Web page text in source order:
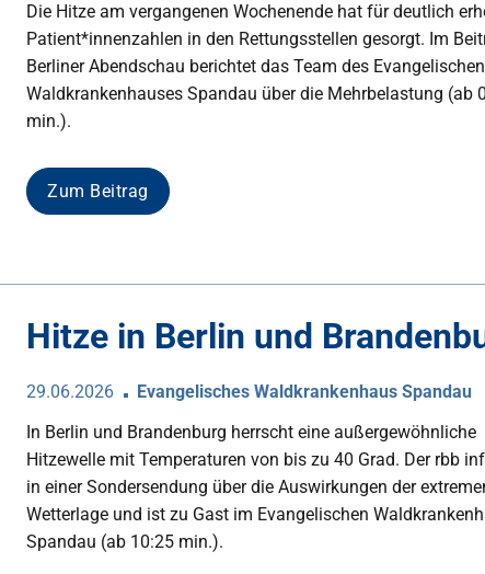
Die Hitze am vergangenen Wochenende hat für deutlich
Patient*innenzahlen in den Rettungsstellen gesorgt. Im
Berliner Abendschau berichtet das Team des Evangelischen
Waldkrankenhauses Spandau über die Mehrbelastung (ab
min.).
Zum Beitrag
Hitze in Berlin und
29.06.2026
Evangelisches Waldkrankenhaus Spandau
In Berlin und Brandenburg herrscht eine außergewöhnliche
Hitzewelle mit Temperaturen von bis zu 40 Grad. Der rbb
in einer Sondersendung über die Auswirkungen der
Wetterlage und ist zu Gast im Evangelischen
Spandau (ab 10:25 min.).